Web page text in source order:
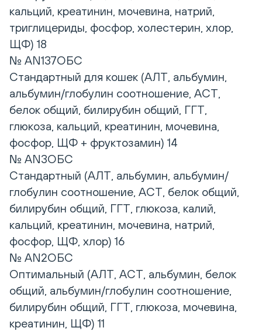
кальций, креатинин, мочевина, натрий,
триглицериды, фосфор, холестерин, хлор,
ЩФ) 18
№ AN137ОБС
Стандартный для кошек (АЛТ, альбумин,
альбумин/глобулин соотношение, АСТ,
белок общий, билирубин общий, ГГТ,
глюкоза, кальций, креатинин, мочевина,
фосфор, ЩФ + фруктозамин) 14
№ AN3ОБС
Стандартный (АЛТ, альбумин, альбумин/
глобулин соотношение, АСТ, белок общий,
билирубин общий, ГГТ, глюкоза, калий,
кальций, креатинин, мочевина, натрий,
фосфор, ЩФ, хлор) 16
№ AN2ОБС
Оптимальный (АЛТ, АСТ, альбумин, белок
общий, альбумин/глобулин соотношение,
билирубин общий, ГГТ, глюкоза, мочевина,
креатинин, ЩФ) 11